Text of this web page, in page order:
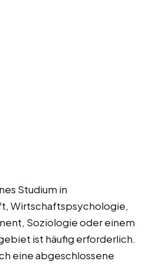
Studium in
Wirtschaftspsychologie,
Soziologie oder einem
ist häufig erforderlich.
eine abgeschlossene